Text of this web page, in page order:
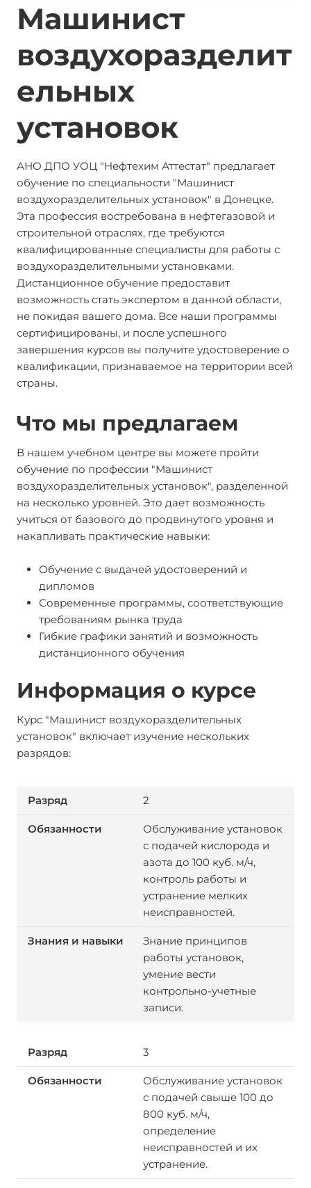
Машинист
воздухоразделит
ельных
установок
АНО ДПО УОЦ "Нефтехим Аттестат" предлагает
обучение по специальности "Машинист
воздухоразделительных установок" в Донецке.
Эта профессия востребована в нефтегазовой и
строительной отраслях, где требуются
квалифицированные специалисты для работы с
воздухоразделительными установками.
Дистанционное обучение предоставит
возможность стать экспертом в данной области,
не покидая вашего дома. Все наши программы
сертифицированы, и после успешного
завершения курсов вы получите удостоверение о
квалификации, признаваемое на территории всей
страны.
Что мы предлагаем
В нашем учебном центре вы можете пройти
обучение по профессии "Машинист
воздухоразделительных установок", разделенной
на несколько уровней. Это дает возможность
учиться от базового до продвинутого уровня и
накапливать практические навыки:
Обучение с выдачей удостоверений и
дипломов
Современные программы, соответствующие
требованиям рынка труда
Гибкие графики занятий и возможность
дистанционного обучения
Информация о курсе
Курс "Машинист воздухоразделительных
установок" включает изучение нескольких
разрядов:
2
Обслуживание установок
с подачей кислорода и
азота до 100 куб. м/ч,
контроль работы и
устранение мелких
неисправностей.
Знание принципов
работы установок,
умение вести
контрольно-учетные
записи.
3
Обслуживание установок
с подачей свыше 100 до
800 куб. м/ч,
определение
неисправностей и их
устранение.